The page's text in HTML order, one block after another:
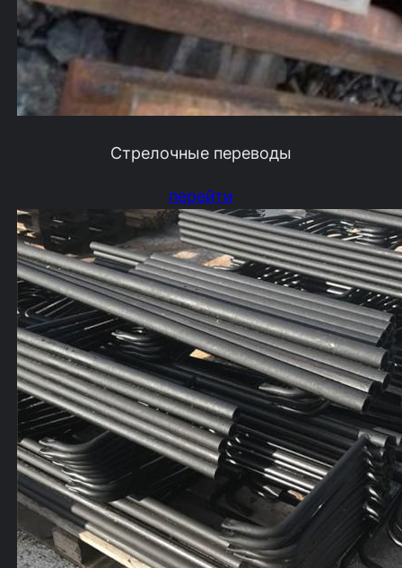
Стрелочные переводы
перейти